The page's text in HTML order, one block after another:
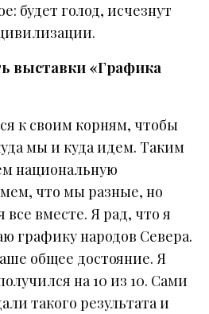
будет голод, исчезнут
выставки «Графика
к своим корням, чтобы
мы и куда идем. Таким
национальную
что мы разные, но
вместе. Я рад, что я
графику народов Севера.
общее достояние. Я
на 10 из 10. Сами
такого результата и